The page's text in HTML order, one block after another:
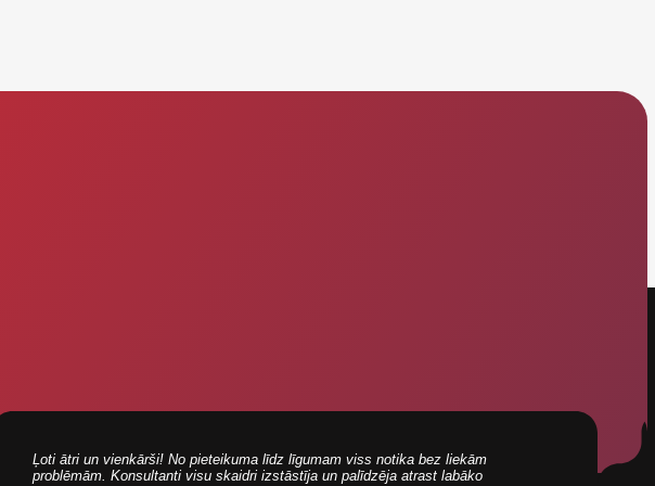
Ļoti ātri un vienkārši! No pieteikuma līdz līgumam viss notika bez liekām
problēmām. Konsultanti visu skaidri izstāstīja un palīdzēja atrast labāko